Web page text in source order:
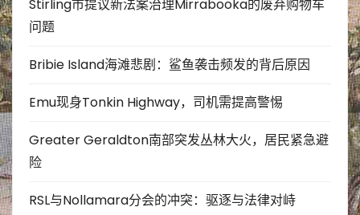
Stirling市提议新法案治理Mirrabooka的废弃购物车
问题
Bribie Island海滩悲剧：鲨鱼袭击频发的背后原因
Emu现身Tonkin Highway，司机需提高警惕
Greater Geraldton南部突发丛林大火，居民紧急避
险
RSL与Nollamara分会的冲突：驱逐与法律对峙